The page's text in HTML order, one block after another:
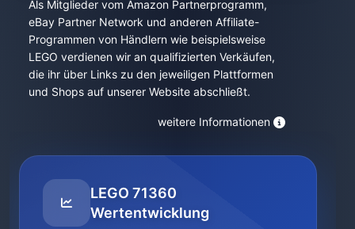
Als Mitglieder vom Amazon Partnerprogramm,
eBay Partner Network und anderen Affiliate-
Programmen von Händlern wie beispielsweise
LEGO verdienen wir an qualifizierten Verkäufen,
die ihr über Links zu den jeweiligen Plattformen
und Shops auf unserer Website abschließt.
weitere Informationen
LEGO 71360
Wertentwicklung